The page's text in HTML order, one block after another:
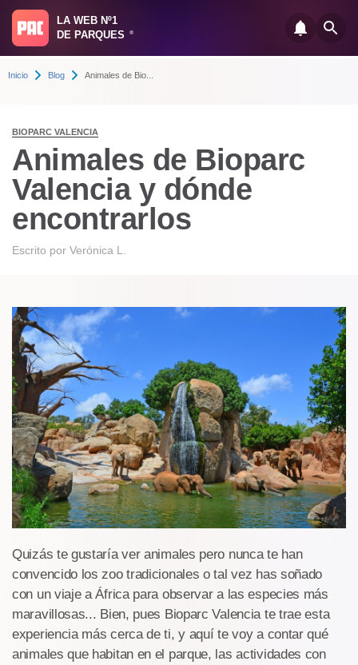
LA WEB Nº1
DE PARQUES
®
Inicio Blog Animales de Bio...
BIOPARC VALENCIA
Animales de Bioparc
Valencia y dónde
encontrarlos
Escrito por Verónica L.
Quizás te gustaría ver animales pero nunca te han
convencido los zoo tradicionales o tal vez has soñado
con un viaje a África para observar a las especies más
maravillosas... Bien, pues Bioparc Valencia te trae esta
experiencia más cerca de ti, y aquí te voy a contar qué
animales que habitan en el parque, las actividades con